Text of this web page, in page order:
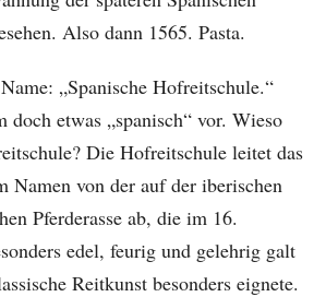
Also dann 1565. Pasta.
„Spanische Hofreitschule.“
etwas „spanisch“ vor. Wieso
Die Hofreitschule leitet das
Namen von der auf der iberischen
Pferderasse ab, die im 16.
edel, feurig und gelehrig galt
Reitkunst besonders eignete.